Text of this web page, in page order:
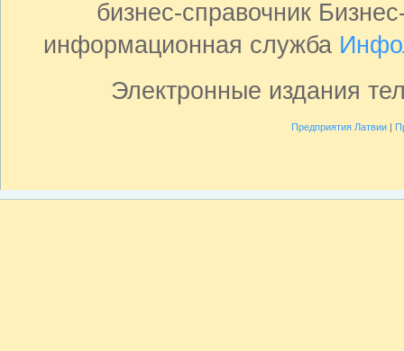
бизнес-справочник
информационная служба
Электронные издания
Предприятия Латвии|